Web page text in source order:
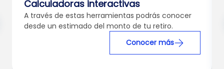
Calculadoras interactivas
A través de estas herramientas podrás conocer
desde un estimado del monto de tu retiro.
Conocer más